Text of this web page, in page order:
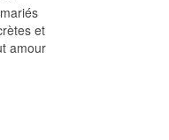
et
amour